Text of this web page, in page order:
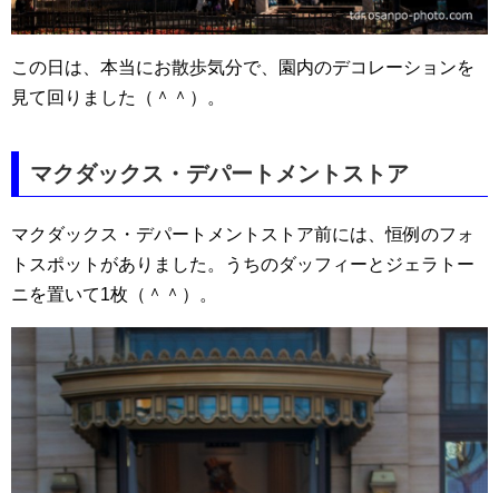
この日は、本当にお散歩気分で、園内のデコレーションを
見て回りました（＾＾）。
マクダックス・デパートメントストア
マクダックス・デパートメントストア前には、恒例のフォ
トスポットがありました。うちのダッフィーとジェラトー
ニを置いて1枚（＾＾）。